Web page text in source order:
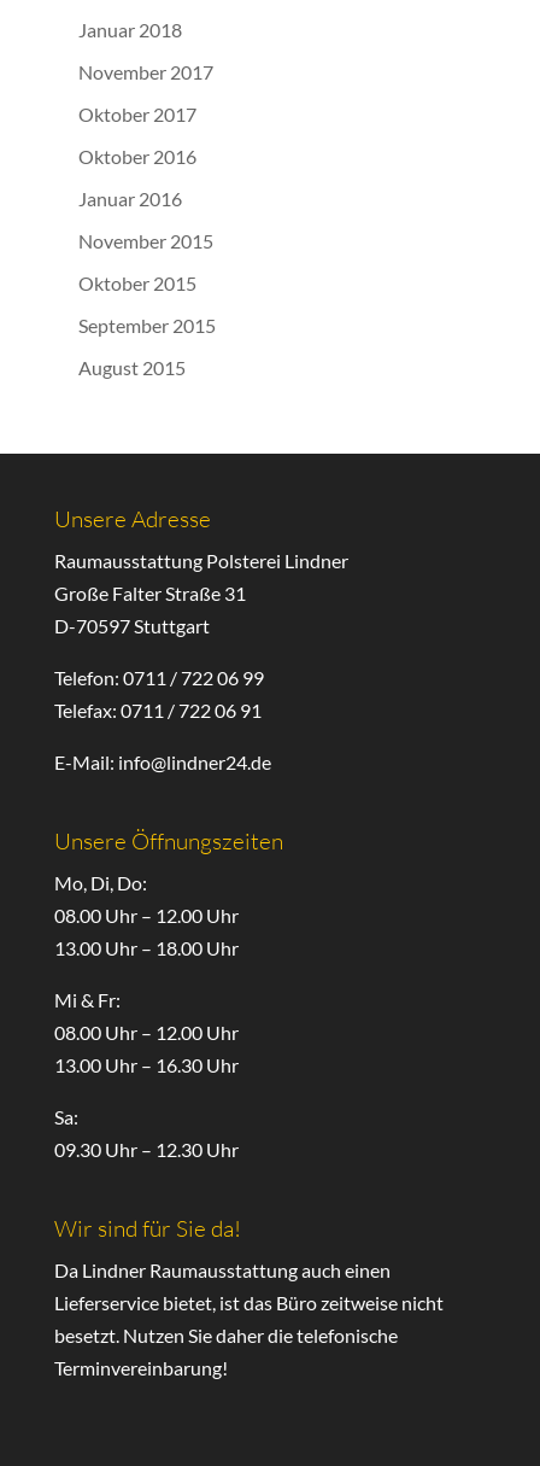
Januar 2018
November 2017
Oktober 2017
Oktober 2016
Januar 2016
November 2015
Oktober 2015
September 2015
August 2015
Unsere Adresse
Raumausstattung Polsterei Lindner
Große Falter Straße 31
D-70597 Stuttgart
Telefon: 0711 / 722 06 99
Telefax: 0711 / 722 06 91
E-Mail: info@lindner24.de
Unsere Öffnungszeiten
Mo, Di, Do:
08.00 Uhr – 12.00 Uhr
13.00 Uhr – 18.00 Uhr
Mi & Fr:
08.00 Uhr – 12.00 Uhr
13.00 Uhr – 16.30 Uhr
Sa:
09.30 Uhr – 12.30 Uhr
Wir sind für Sie da!
Da Lindner Raumausstattung auch einen
Lieferservice bietet, ist das Büro zeitweise nicht
besetzt. Nutzen Sie daher die telefonische
Terminvereinbarung!